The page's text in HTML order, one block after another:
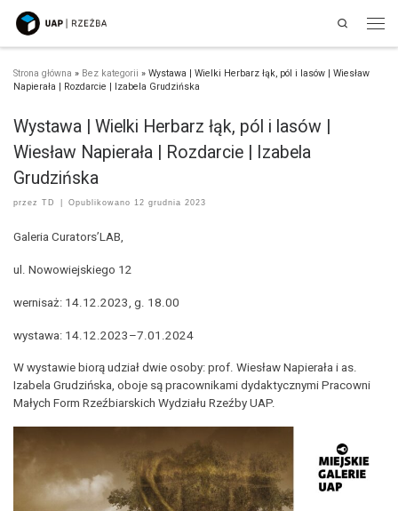
Przejdź do treści
Search
Strona główna » Bez kategorii » Wystawa | Wielki Herbarz łąk, pól i lasów | Wiesław
Napierała | Rozdarcie | Izabela Grudzińska
Wystawa | Wielki Herbarz łąk, pól i lasów |
Wiesław Napierała | Rozdarcie | Izabela
Grudzińska
przez TD Opublikowano 12 grudnia 2023
Galeria Curators’LAB,
ul. Nowowiejskiego 12
wernisaż: 14.12.2023, g. 18.00
wystawa: 14.12.2023–7.01.2024
W wystawie biorą udział dwie osoby: prof. Wiesław Napierała i as.
Izabela Grudzińska, oboje są pracownikami dydaktycznymi Pracowni
Małych Form Rzeźbiarskich Wydziału Rzeźby UAP.